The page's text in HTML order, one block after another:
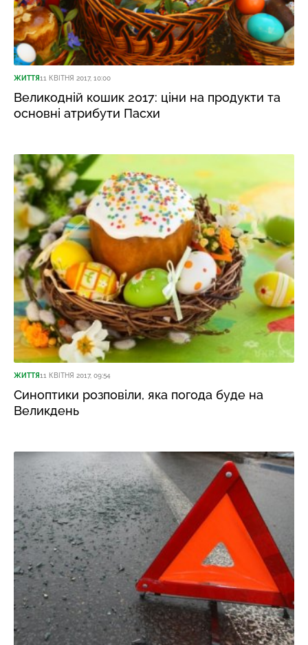
ЖИТТЯ11 КВІТНЯ 2017, 10:00
Великодній кошик 2017: ціни на продукти та
основні атрибути Пасхи
ЖИТТЯ11 КВІТНЯ 2017, 09:54
Синоптики розповіли, яка погода буде на
Великдень